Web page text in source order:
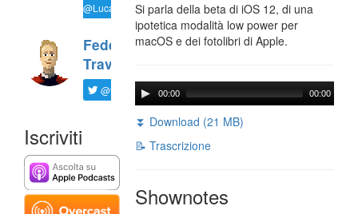
@LucaTNT
Federico
Travaini
@ftrava
Iscriviti
Si parla della beta di iOS 12, di una
ipotetica modalità low power per
macOS e dei fotolibri di Apple.
00:00 00:00
⏬ Download (21 MB)
📝 Trascrizione
Shownotes